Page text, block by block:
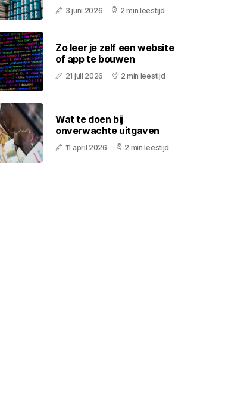
3 juni 2026 2 min leestijd
Zo leer je zelf een website
of app te bouwen
21 juli 2026 2 min leestijd
Wat te doen bij
onverwachte uitgaven
11 april 2026 2 min leestijd